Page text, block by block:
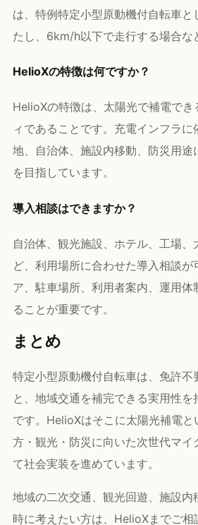
は、特例特定小型原動機付自転車と
たし、6km/h以下で走行する場合な
HelioXの特徴は何ですか？
HelioXの特徴は、太陽光で補電でき
ィであることです。充電インフラ
地、自治体、施設内移動、防災用途
を目指しています。
導入相談はできますか？
自治体、観光施設、ホテル、工場、
ど、利用場所に合わせた導入相談が
ア、駐車場所、利用者案内、運用体
ることが重要です。
まとめ
特定小型原動機付自転車は、免許不
と、地域交通を補完できる実用性
です。HelioXはそこに太陽光補電
方・観光・防災に向いた次世代マイ
て社会実装を進めています。
地域の二次交通、観光回遊、施設内
時に考えたい方は、HelioXまでご相